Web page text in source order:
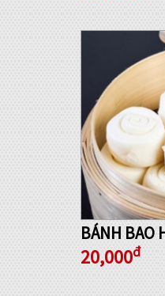
BÁNH BAO
20,000đ